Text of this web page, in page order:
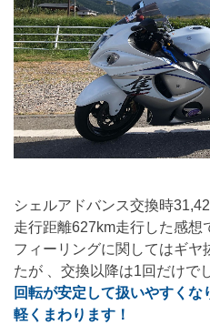
シェルアドバンス交換時
走行距離627km走行した感想
フィーリングに関してはギヤ
たが 、交換以降は1回だけで
回転が安定して扱いやすく
軽くまわります！